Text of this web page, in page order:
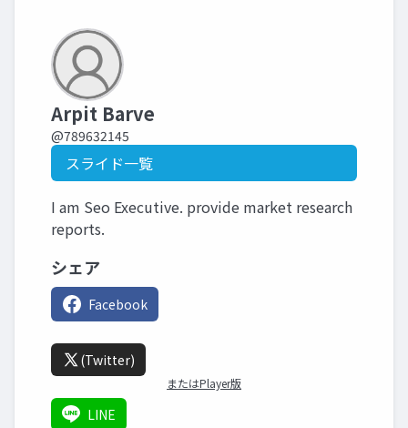
Arpit Barve
@789632145
スライド一覧
I am Seo Executive. provide market research
reports.
シェア
Facebook
(Twitter)
またはPlayer版
LINE